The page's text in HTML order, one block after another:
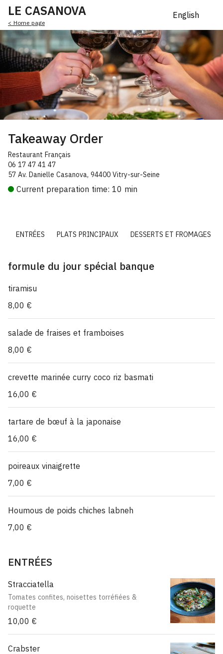
LE CASANOVA
< Home page
Takeaway Order
Restaurant Français
06 17 47 41 47
57 Av. Danielle Casanova, 94400 Vitry-sur-Seine
Current preparation time: 10 min
ENTRÉES PLATS PRINCIPAUX DESSERTS ET FROMAGES
formule du jour spécial banque
tiramisu
8,00 €
salade de fraises et framboises
8,00 €
crevette marinée curry coco riz basmati
16,00 €
tartare de bœuf à la japonaise
16,00 €
poireaux vinaigrette
7,00 €
Houmous de poids chiches labneh
7,00 €
ENTRÉES
Stracciatella
Tomates confites, noisettes torréfiées &
roquette
10,00 €
Crabster